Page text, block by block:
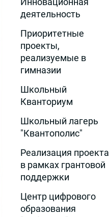
деятельность
Приоритетные
проекты,
реализуемые в
гимназии
Школьный
Кванториум
Школьный лагерь
"Квантополис"
Реализация проекта
в рамках грантовой
поддержки
Центр цифрового
образования